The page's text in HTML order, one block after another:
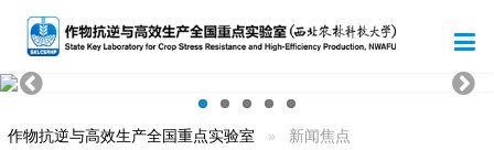
作物抗逆与高效生产全国重点实验室 新闻焦点